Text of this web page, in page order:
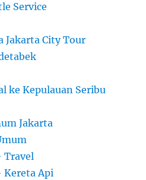
Service
Jakarta City Tour
ke Kepulauan Seribu
Jakarta
Travel
Api